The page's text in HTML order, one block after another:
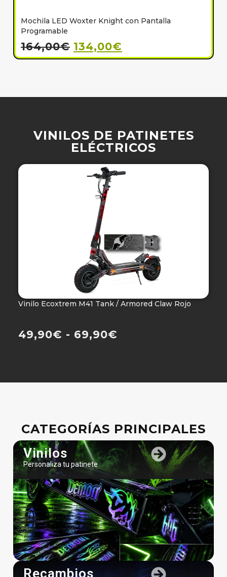
Mochila LED Woxter Knight con Pantalla
Programable
164,00€ 134,00€
VINILOS DE PATINETES
ELÉCTRICOS
Vinilo Ecoxtrem M41 Tank / Armored Claw Rojo
49,90€ - 69,90€
CATEGORÍAS PRINCIPALES
Vinilos
Personaliza tu patinete
Recambios